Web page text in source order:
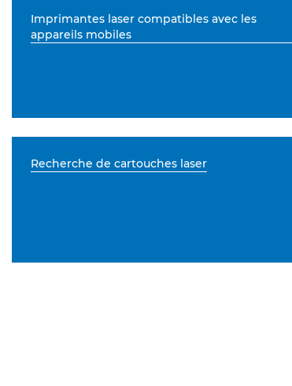
Imprimantes laser compatibles avec les
appareils mobiles
Recherche de cartouches laser